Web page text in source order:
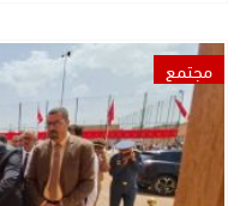
مجتمع